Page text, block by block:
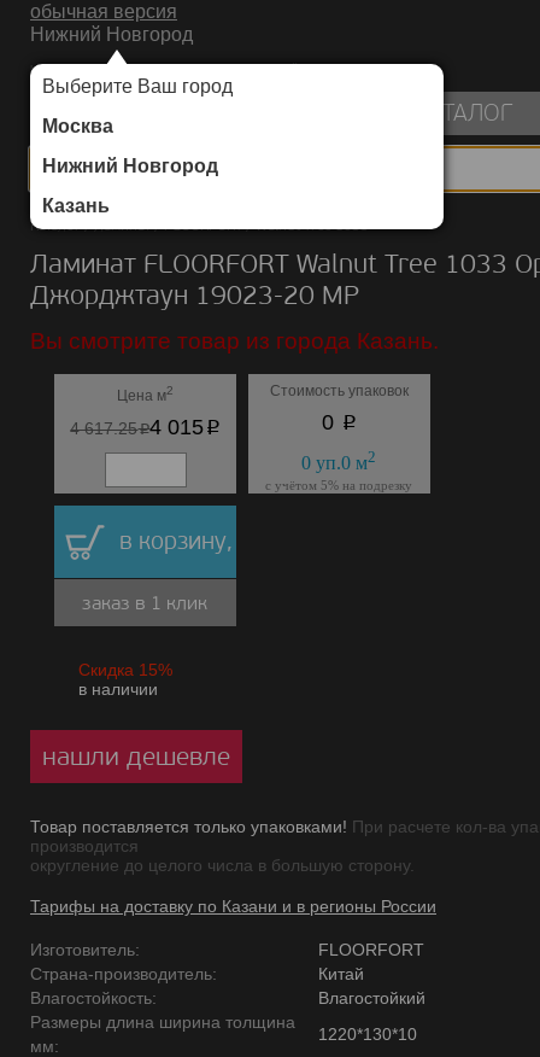
обычная версия
Нижний Новгород
Выберите Ваш город
Москва
Нижний Новгород
Казань
ИНТЕРНЕТ-МАГАЗИН НАПОЛЬНЫХ ПОКРЫТИЙ
КАТАЛОГ
Каталог/Ламинат/FLOORFORT/Walnut Tree 1033
Ламинат FLOORFORT Walnut Tree 1033
Джорджтаун 19023-20 MP
Вы смотрите товар из города Казань.
Цена м2
4 617.25p4 015p
Стоимость упаковок
0 p
0 уп.0 м2
с учётом 5% на подрезку
в корзину,
заказ в 1 клик
Скидка 15%
в наличии
нашли дешевле
Товар поставляется только упаковками! При расчете кол-ва
производится
округление до целого числа в большую сторону.
Тарифы на доставку по Казани и в регионы России
Изготовитель:
FLOORFORT
Страна-производитель:
Китай
Влагостойкость:
Влагостойкий
Размеры длина ширина толщина
мм:
1220*130*10